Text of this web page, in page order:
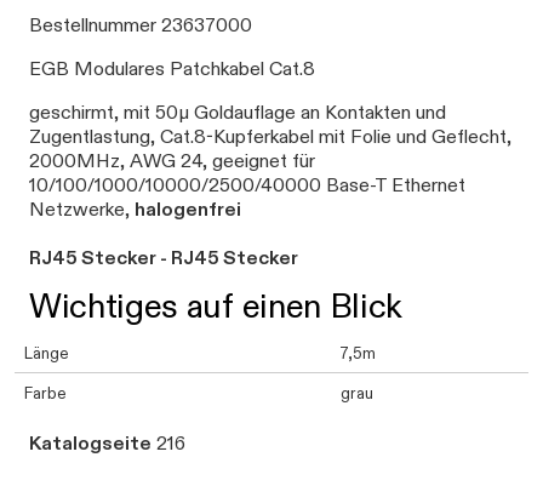
Bestellnummer 23637000
EGB Modulares Patchkabel Cat.8
geschirmt, mit 50µ Goldauflage an Kontakten und
Zugentlastung, Cat.8-Kupferkabel mit Folie und Geflecht,
2000MHz, AWG 24, geeignet für
10/100/1000/10000/2500/40000 Base-T Ethernet
Netzwerke, halogenfrei
RJ45 Stecker - RJ45 Stecker
Wichtiges auf einen Blick
Länge 7,5m
Farbe grau
Katalogseite 216